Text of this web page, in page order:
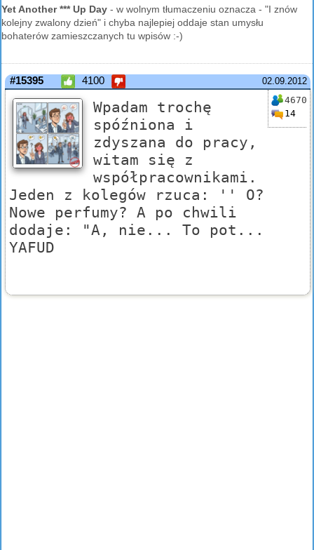
Yet Another *** Up Day - w wolnym tłumaczeniu oznacza - "I znów
kolejny zwalony dzień" i chyba najlepiej oddaje stan umysłu
bohaterów zamieszczanych tu wpisów :-)
02.09.2012
#15395 4100
4670
14
Wpadam trochę
spóźniona i
zdyszana do pracy,
witam się z
współpracownikami.
Jeden z kolegów rzuca: '' O?
Nowe perfumy? A po chwili
dodaje: "A, nie... To pot...
YAFUD